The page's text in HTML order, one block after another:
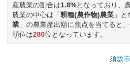
産農業の割合は1.8%となっており、
農業の中心は「耕種(農作物)農業 」
業 」の農業産出額に焦点を当てると
順位は280位となっています。
須坂